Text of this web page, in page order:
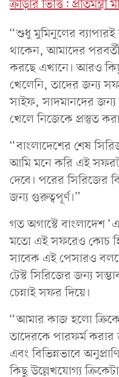
ক্রীড়ার ভিত্তি: প্রতিমন্ত্রী
“শুধু মুমিনুলের
থাকেন, আমাদের পরবর্তী
করছে এখানে। আরও কিছু
খেলেনি, তাদের জন্য
সাইফ, সাদমানদের জন্য
খেলে নিজেকে প্রস্তুত
“বাংলাদেশের শেষ
আমি মনে করি এই
দেবে। পরের সিরিজের
জন্য গুরুত্বপূর্ণ।”
গত অগাস্টে বাংলাদেশ
মতো এই সফরেও কোচ
সাবেক এই পেসারও
টেস্ট সিরিজের জন্য
চেন্নাই সফর দিয়ে।
“আমার কাজ হলো
তাদেরকে পারফর্ম
এবং বিভিন্নভাবে
কিছু উল্লেখযোগ্য